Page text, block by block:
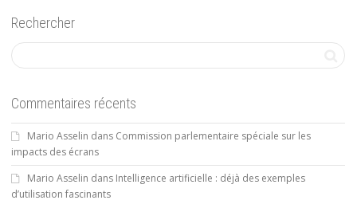
Rechercher
Commentaires récents
Mario Asselin dans Commission parlementaire spéciale sur les
impacts des écrans
Mario Asselin dans Intelligence artificielle : déjà des exemples
d’utilisation fascinants